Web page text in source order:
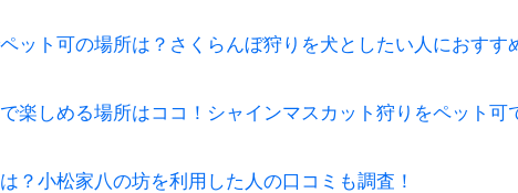
ット可の場所は？さくらんぼ狩りを犬としたい人におすす
楽しめる場所はココ！シャインマスカット狩りをペット可
？小松家八の坊を利用した人の口コミも調査！